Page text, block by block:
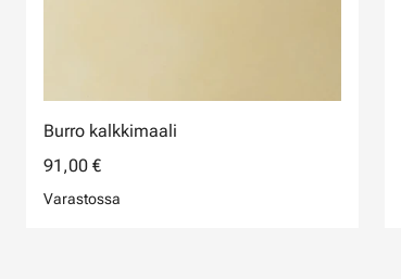
Burro kalkkimaali
91,00 €
Varastossa